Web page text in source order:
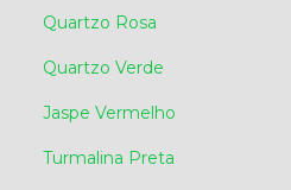
Quartzo Rosa
Quartzo Verde
Jaspe Vermelho
Turmalina Preta